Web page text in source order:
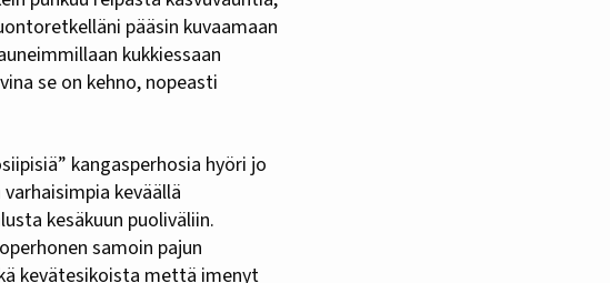
pääsin kuvaamaan
kukkiessaan
se on kehno, nopeasti
kangasperhosia hyöri jo
keväällä
kesäkuun puoliväliin.
samoin pajun
kevätesikoista mettä imenyt